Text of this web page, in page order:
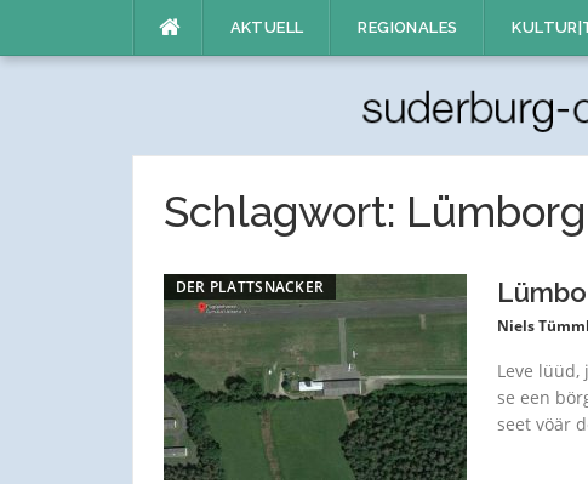
AKTUELL REGIONALES
Schlagwort: Lümborg
DER PLATTSNACKER
Niels
Leve
se een
seet vöär